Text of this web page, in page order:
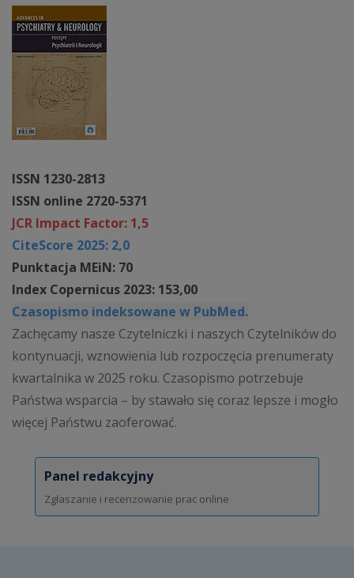
ISSN 1230-2813
ISSN online 2720-5371
JCR Impact Factor: 1,5
CiteScore 2025: 2,0
Punktacja MEiN: 70
Index Copernicus 2023: 153,00
Czasopismo indeksowane w PubMed.
Zachęcamy nasze Czytelniczki i naszych Czytelników do
kontynuacji, wznowienia lub rozpoczęcia prenumeraty
kwartalnika w 2025 roku. Czasopismo potrzebuje
Państwa wsparcia – by stawało się coraz lepsze i mogło
więcej Państwu zaoferować.
Panel redakcyjny
Zgłaszanie i recenzowanie prac online